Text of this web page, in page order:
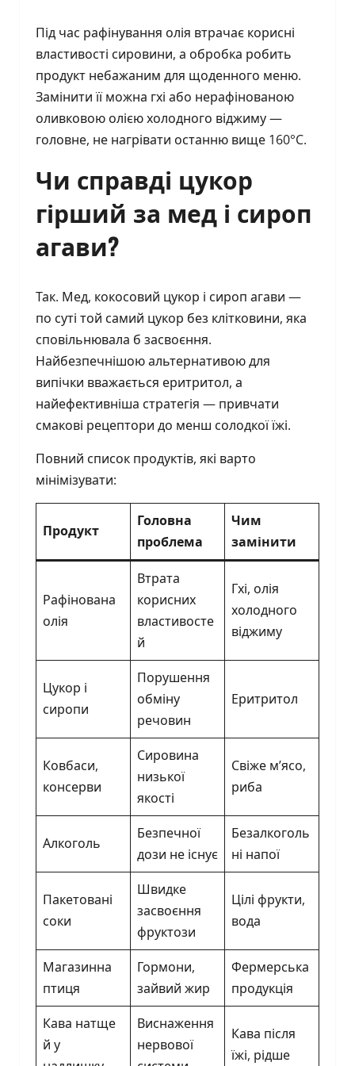
Під час рафінування олія втрачає корисні
властивості сировини, а обробка робить
продукт небажаним для щоденного меню.
Замінити її можна гхі або нерафінованою
оливковою олією холодного віджиму —
головне, не нагрівати останню вище 160°C.
Чи справді цукор
гірший за мед і сироп
агави?
Так. Мед, кокосовий цукор і сироп агави —
по суті той самий цукор без клітковини, яка
сповільнювала б засвоєння.
Найбезпечнішою альтернативою для
випічки вважається еритритол, а
найефективніша стратегія — привчати
смакові рецептори до менш солодкої їжі.
Повний список продуктів, які варто
мінімізувати:
Продукт
Головна
проблема
Чим
замінити
Рафінована
олія
Втрата
корисних
властивосте
й
Гхі, олія
холодного
віджиму
Цукор і
сиропи
Порушення
обміну
речовин
Еритритол
Ковбаси,
консерви
Сировина
низької
якості
Свіже м’ясо,
риба
Алкоголь
Безпечної
дози не існує
Безалкоголь
ні напої
Пакетовані
соки
Швидке
засвоєння
фруктози
Цілі фрукти,
вода
Магазинна
птиця
Гормони,
зайвий жир
Фермерська
продукція
Кава натще
й у
Виснаження
нервової
Кава після
їжі, рідше